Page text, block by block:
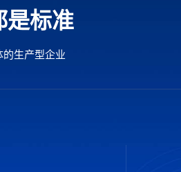
是标准
生产型企业